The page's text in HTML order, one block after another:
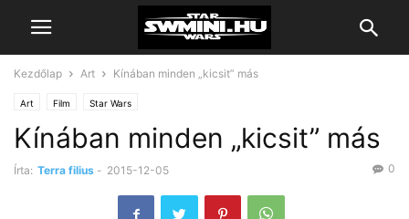
Kezdőlap Art Kínában minden „kicsit” más
Art Film Star Wars
Kínában minden „kicsit” más
Írta: Terra filius - 2015-12-05 0